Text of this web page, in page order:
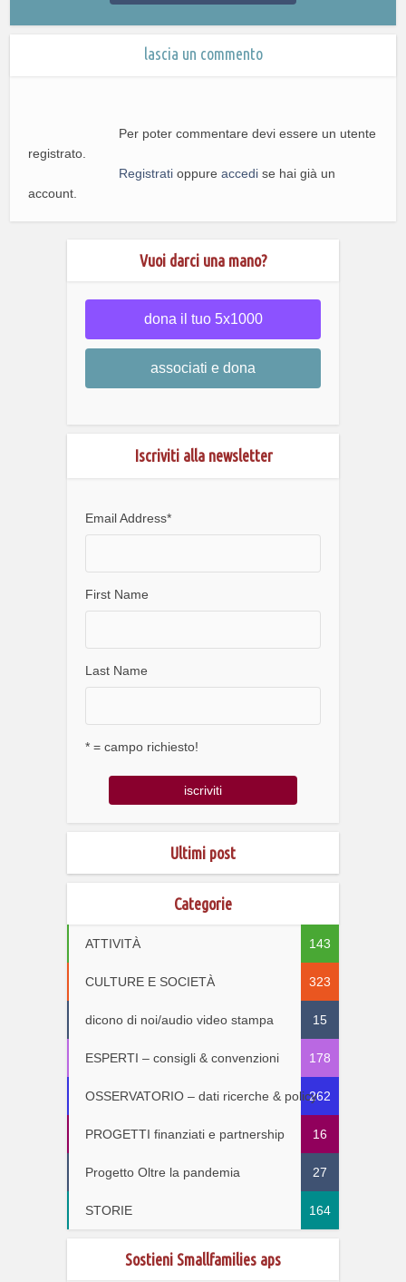
lascia un commento
Per poter commentare devi essere un utente
registrato.
Registrati oppureaccedi se hai già un
account.
Vuoi darci una mano?
dona il tuo 5x1000
associati e dona
Iscriviti alla newsletter
Email Address*
First Name
Last Name
* = campo richiesto!
Ultimi post
Categorie
ATTIVITÀ 143
CULTURE E SOCIETÀ 323
dicono di noi/audio video stampa 15
ESPERTI – consigli & convenzioni 178
OSSERVATORIO – dati ricerche & policy262
PROGETTI finanziati e partnership 16
Progetto Oltre la pandemia 27
STORIE 164
Sostieni Smallfamilies aps